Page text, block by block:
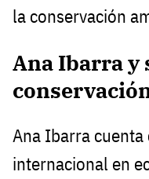
la conservación
Ana Ibarra y
Ana Ibarra
internacional en